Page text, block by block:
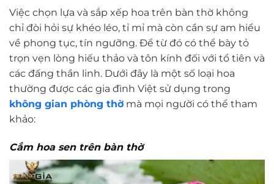
Việc chọn lựa và sắp xếp hoa trên bàn thờ không
chỉ đòi hỏi sự khéo léo, tỉ mỉ mà còn cần sự am hiểu
về phong tục, tín ngưỡng. Để từ đó có thể bày tỏ
trọn vẹn lòng hiếu thảo và tôn kính đối với tổ tiên và
các đấng thần linh. Dưới đây là một số loại hoa
thường được các gia đình Việt sử dụng trong
không gian phòng thờ mà mọi người có thể tham
khảo:
Cắm hoa sen trên bàn thờ